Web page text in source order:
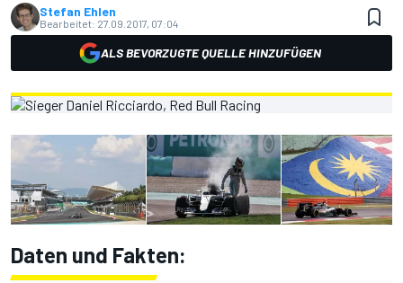
Stefan Ehlen
Bearbeitet: 27.09.2017, 07:04
ALS BEVORZUGTE QUELLE HINZUFÜGEN
Daten und Fakten: